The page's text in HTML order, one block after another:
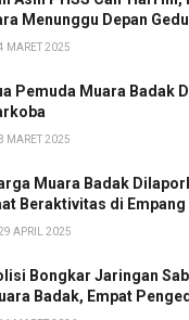
Menunggu Depan
MARET 2025
Pemuda Muara Badak
MARET 2025
Muara Badak
Beraktivitas di Empang
APRIL 2025
Bongkar Jaringan
Badak, Empat